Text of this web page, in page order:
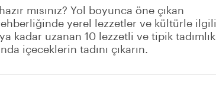
mısınız? Yol boyunca öne çıkan
yerel lezzetler ve kültürle ilgili
kadar uzanan 10 lezzetli ve tipik tadımlık
içeceklerin tadını çıkarın.